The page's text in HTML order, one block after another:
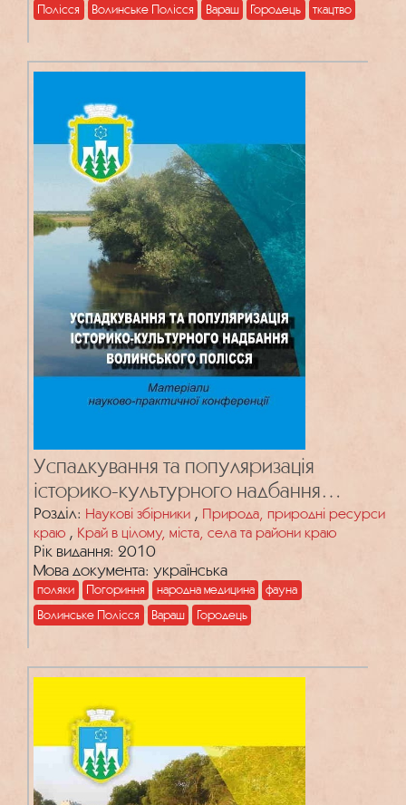
Полісся Волинське Полісся Вараш Городець ткацтво
Успадкування та популяризація
історико-культурного надбання
Волинського Полісся
Розділ: Наукові збірники , Природа, природні ресурси
краю , Край в цілому, міста, села та райони краю
Рік видання: 2010
Мова документа: українська
поляки Погориння народна медицина
фауна
Волинське Полісся
Вараш Городець